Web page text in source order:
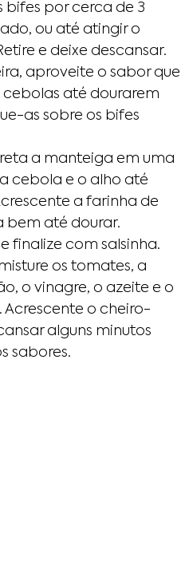
bifes por cerca de 3
ou até atingir o
e deixe descansar.
aproveite o sabor que
cebolas até dourarem
as sobre os bifes
a manteiga em uma
cebola e o alho até
a farinha de
bem até dourar.
finalize com salsinha.
os tomates, a
o vinagre, o azeite e o
Acrescente o cheiro-
alguns minutos
sabores.